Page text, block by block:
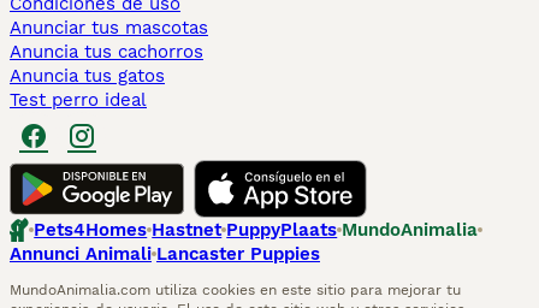
Anunciar tus mascotas
Anuncia tus cachorros
Anuncia tus gatos
Test perro ideal
Pets4Homes Hastnet PuppyPlaats MundoAnimalia
Annunci Animali Lancaster Puppies
MundoAnimalia.com utiliza cookies en este sitio para mejorar tu